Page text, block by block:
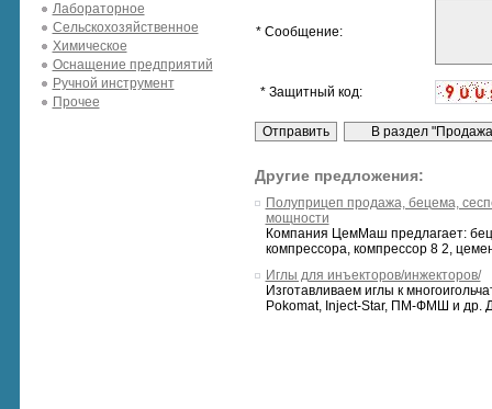
Лабораторное
Сельскохозяйственное
Химическое
Оснащение предприятий
Ручной инструмент
Прочее
* Сообщение:
* Защитный код:
Другие предложения:
Полуприцеп продажа, бецема,
мощности
Компания ЦемМаш предлагает:
компрессора, компрессор 8 2,
Иглы для инъекторов/инжекторов/
Изготавливаем иглы к
Pokomat, Inject-Star, ПМ-ФМШ и др.